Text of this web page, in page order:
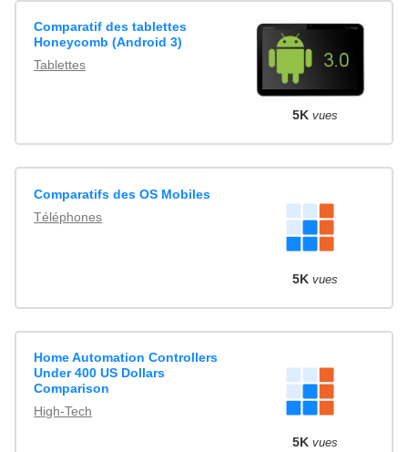
Comparatif des tablettes
Honeycomb (Android 3)
Tablettes
5K vues
Comparatifs des OS Mobiles
Téléphones
5K vues
Home Automation Controllers
Under 400 US Dollars
Comparison
High-Tech
5K vues